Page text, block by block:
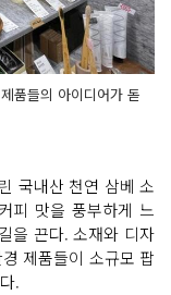
품들의 아이디어가 돋
국내산 천연 삼베 소
피 맛을 풍부하게 느
을 끈다. 소재와 디자
제품들이 소규모 팝
.